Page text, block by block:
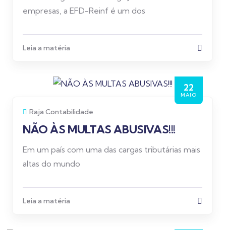
empresas, a EFD-Reinf é um dos
Leia a matéria
22
MAIO
Raja Contabilidade
NÃO ÀS MULTAS ABUSIVAS!!!
Em um país com uma das cargas tributárias mais
altas do mundo
Leia a matéria